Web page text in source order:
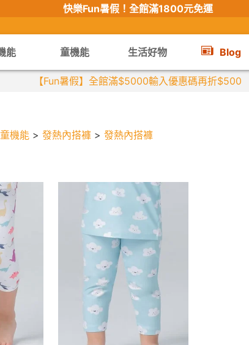
快樂Fun暑假！ 全館滿1800元免運
能 童機能 生活好物 Blog
童機能 > 發熱內搭褲 > 發熱內搭褲